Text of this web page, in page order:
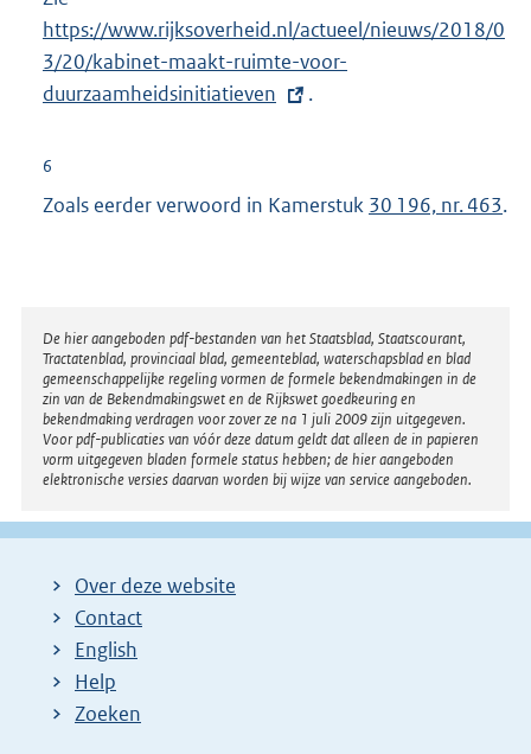
k
:
x
t
e
:
https://www.rijksoverheid.nl/actueel/nieuws/2018/0
3/20/kabinet-maakt-ruimte-voor-
duurzaamheidsinitiatieven
.
6
Zoals eerder verwoord in Kamerstuk 30 196, nr. 463.
Disclaimer
De hier aangeboden pdf-bestanden van het Staatsblad, Staatscourant,
Tractatenblad, provinciaal blad, gemeenteblad, waterschapsblad en blad
gemeenschappelijke regeling vormen de formele bekendmakingen in de
zin van de Bekendmakingswet en de Rijkswet goedkeuring en
bekendmaking verdragen voor zover ze na 1 juli 2009 zijn uitgegeven.
Voor pdf-publicaties van vóór deze datum geldt dat alleen de in papieren
vorm uitgegeven bladen formele status hebben; de hier aangeboden
elektronische versies daarvan worden bij wijze van service aangeboden.
Over deze website
Contact
English
Help
Zoeken